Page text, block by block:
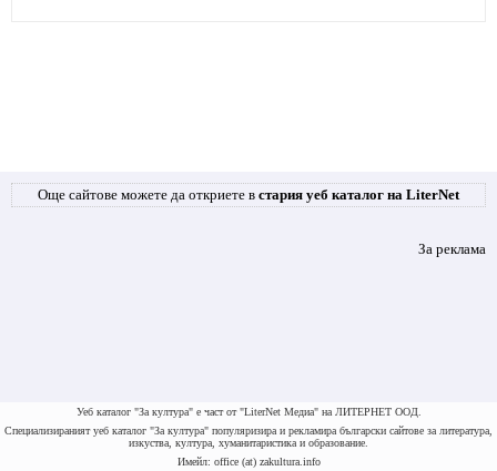
Още сайтове можете да откриете в стария уеб каталог на LiterNet
За реклама
Уеб каталог "За култура" е част от "LiterNet Медиа" на ЛИТЕРНЕТ ООД.
Специализираният уеб каталог "За култура" популяризира и рекламира български сайтове за литература,
изкуства, култура, хуманитаристика и образование.
Имейл: office (at) zakultura.info